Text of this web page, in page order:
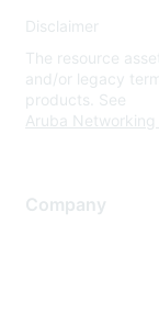
Disclaimer
The resource
and/or legacy
products. See
Aruba Networking
Company